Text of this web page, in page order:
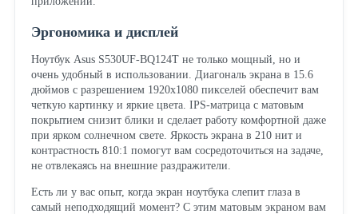
Эргономика и дисплей
Ноутбук Asus S530UF-BQ124T не только мощный, но и
очень удобный в использовании. Диагональ экрана в 15.6
дюймов с разрешением 1920x1080 пикселей обеспечит вам
четкую картинку и яркие цвета. IPS-матрица с матовым
покрытием снизит блики и сделает работу комфортной даже
при ярком солнечном свете. Яркость экрана в 210 нит и
контрастность 810:1 помогут вам сосредоточиться на задаче,
не отвлекаясь на внешние раздражители.
Есть ли у вас опыт, когда экран ноутбука слепит глаза в
самый неподходящий момент? С этим матовым экраном вам